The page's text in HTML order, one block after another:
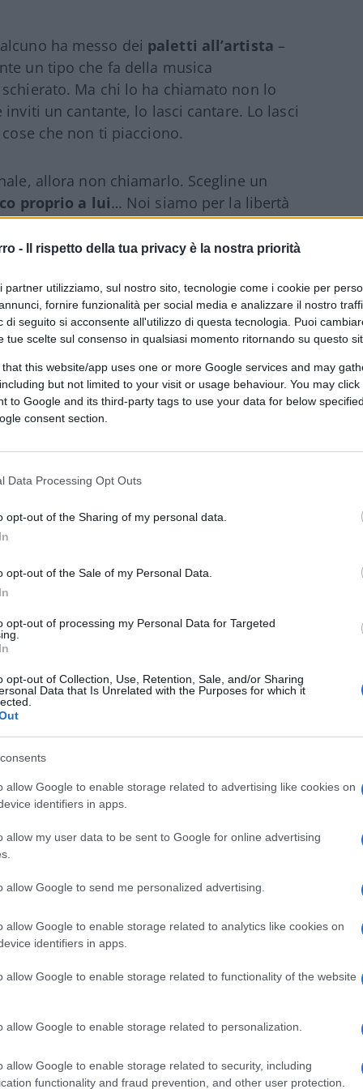
- Il rispetto della tua privacy è la nostra priorità
partner utilizziamo, sul nostro sito, tecnologie come i cookie per
fornire funzionalità per social media e analizzare il nostro
di seguito si acconsente all'utilizzo di questa tecnologia. Puoi
tue scelte sul consenso in qualsiasi momento ritornando su questo
that this website/app uses one or more Google services and may
but not limited to your visit or usage behaviour. You may
to Google and its third-party tags to use your data for below
consent section.
Data Processing Opt Outs
opt-out of the Sharing of my personal data.
opt-out of the Sale of my Personal Data.
opt-out of processing my Personal Data for Targeted
opt-out of Collection, Use, Retention, Sale, and/or Sharing
Data that Is Unrelated with the Purposes for which it
allow Google to enable storage related to advertising like cookies on
identifiers in apps.
allow my user data to be sent to Google for online advertising
allow Google to send me personalized advertising.
allow Google to enable storage related to analytics like cookies on
identifiers in apps.
allow Google to enable storage related to functionality of the website
allow Google to enable storage related to personalization.
allow Google to enable storage related to security, including
functionality and fraud prevention, and other user protection.
ha messo dei paletti all’artista –
un tipo che fa della musica
Ma chi lo ha chiamato non lo
inviti un cantante, lo lasci cantare. Lo lasci
che non ti piacciono.
allora non chiamarlo. Scegline un
proprio a lui… Noi siamo per la libertà
leggi, ma di sicuro non dai partiti. Non
che, se troppi Ghali cantano, poi non si
cliccare quiper iscriversi al canale ed
Così abbiamo
& Sustainability Officer del
"La comunicazione digitale ha
il flusso informativo”. E questo ha
, Chief Corporate Affairs,
Ferrovie dello Stato Italiane, non
gestisce quotidianamente attraverso il